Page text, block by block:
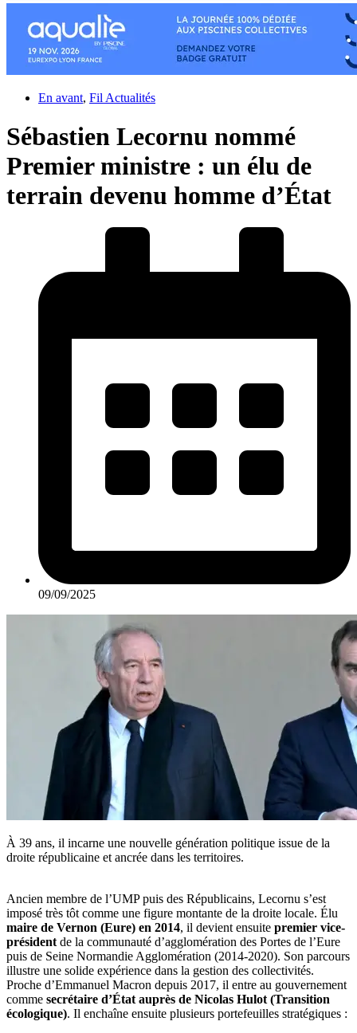
En avant, Fil Actualités
Sébastien Lecornu nommé
Premier ministre : un élu de
terrain devenu homme d’État
09/09/2025
À 39 ans, il incarne une nouvelle génération politique issue de la
droite républicaine et ancrée dans les territoires.
Ancien membre de l’UMP puis des Républicains, Lecornu s’est
imposé très tôt comme une figure montante de la droite locale. Élu
maire de Vernon (Eure) en 2014, il devient ensuite premier vice-
présidentde la communauté d’agglomération des Portes de l’Eure
puis de Seine Normandie Agglomération (2014-2020). Son parcours
illustre une solide expérience dans la gestion des collectivités.
Proche d’Emmanuel Macron depuis 2017, il entre au gouvernement
comme secrétaire d’État auprès de Nicolas Hulot (Transition
écologique). Il enchaîne ensuite plusieurs portefeuilles stratégiques :